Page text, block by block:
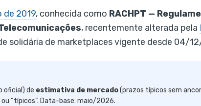
de 2019, conhecida como RACHPT —
, recentemente alterada pela
solidária de marketplaces vigente desde 04/
oficial) de estimativa de mercado(prazos típicos sem
“típicos”. Data-base: maio/2026.